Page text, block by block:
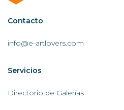
Contactar
AL
Contacto
info@e-artlovers.com
Servicios
AL
Servicios
Directorio de Galerías